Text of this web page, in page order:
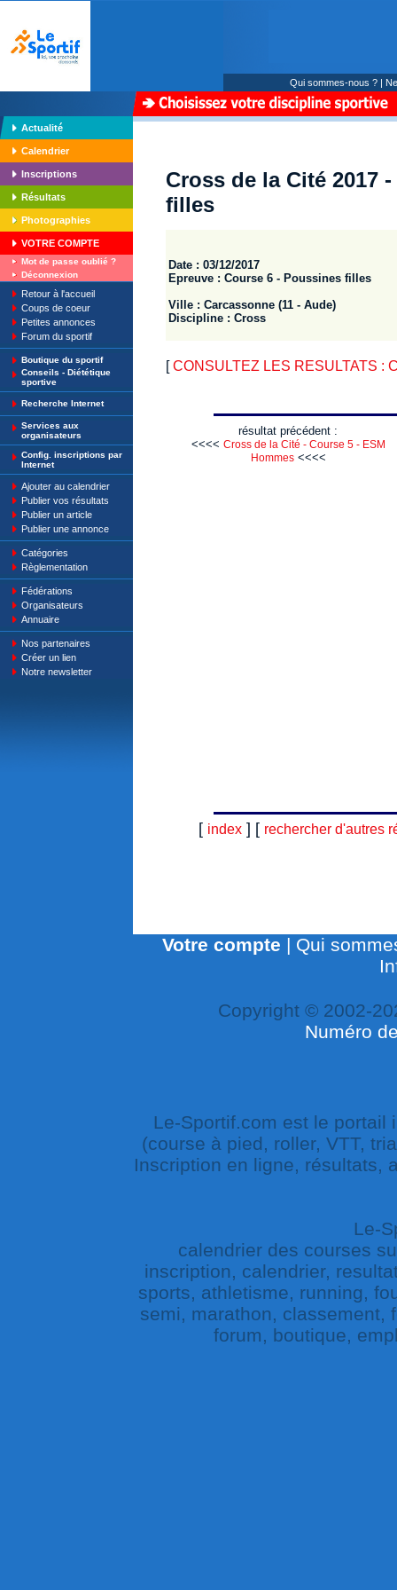
Qui sommes-nous ? |
Actualité
Calendrier
Inscriptions
Résultats
Photographies
VOTRE COMPTE
Mot de passe oublié ?
Déconnexion
Retour à l'accueil
Coups de coeur
Petites annonces
Forum du sportif
Boutique du sportif
Conseils - Diététique
sportive
Recherche Internet
Services aux
organisateurs
Config. inscriptions par
Internet
Ajouter au calendrier
Publier vos résultats
Publier un article
Publier une annonce
Catégories
Règlementation
Fédérations
Organisateurs
Annuaire
Nos partenaires
Créer un lien
Notre newsletter
Cross de la Cité 2017
filles
Date : 03/12/2017
Epreuve : Course 6 - Poussines filles
Ville : Carcassonne (11 - Aude)
Discipline : Cross
[CONSULTEZ LES RESULTATS :
résultat précédent :
<<<< Cross de la Cité - Course 5 - ESM
Hommes<<<<
[ index] [ rechercher d'autres
Votre compte | Qui
Copyright © 2002-
Numéro
Le-Sportif.com est le portail
(course à pied, roller, VTT,
Inscription en ligne, résultats,
Le-
calendrier des courses
inscription, calendrier,
sports, athletisme, running,
semi, marathon, classement,
forum, boutique,